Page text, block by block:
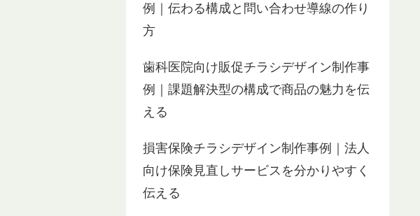
例｜伝わる構成と問い合わせ導線の作り
方
歯科医院向け販促チラシデザイン制作事
例｜課題解決型の構成で商品の魅力を伝
える
損害保険チラシデザイン制作事例｜法人
向け保険見直しサービスを分かりやすく
伝える